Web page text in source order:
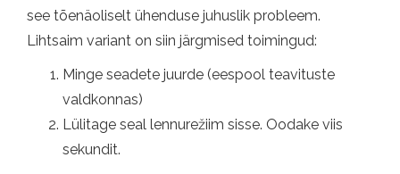
see tõenäoliselt ühenduse juhuslik probleem.
Lihtsaim variant on siin järgmised toimingud:
Minge seadete juurde (eespool teavituste
valdkonnas)
Lülitage seal lennurežiim sisse. Oodake viis
sekundit.